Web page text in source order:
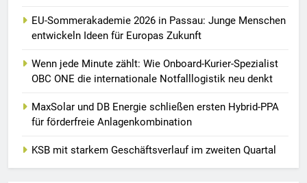
EU-Sommerakademie 2026 in Passau: Junge Menschen
entwickeln Ideen für Europas Zukunft
Wenn jede Minute zählt: Wie Onboard-Kurier-Spezialist
OBC ONE die internationale Notfalllogistik neu denkt
MaxSolar und DB Energie schließen ersten Hybrid-PPA
für förderfreie Anlagenkombination
KSB mit starkem Geschäftsverlauf im zweiten Quartal